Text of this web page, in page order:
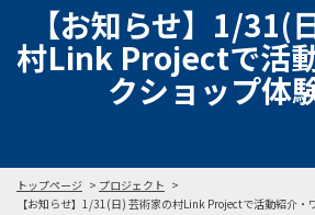
【お知らせ】1/31(
村Link Projectで活
クショップ体
トップページ
プロジェクト
【お知らせ】1/31(日) 芸術家の村Link Projectで活動紹介・